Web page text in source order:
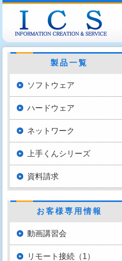
製品一覧
ソフトウェア
ハードウェア
ネットワーク
上手くんシリーズ
資料請求
お客様専用情報
動画講習会
リモート接続（1）